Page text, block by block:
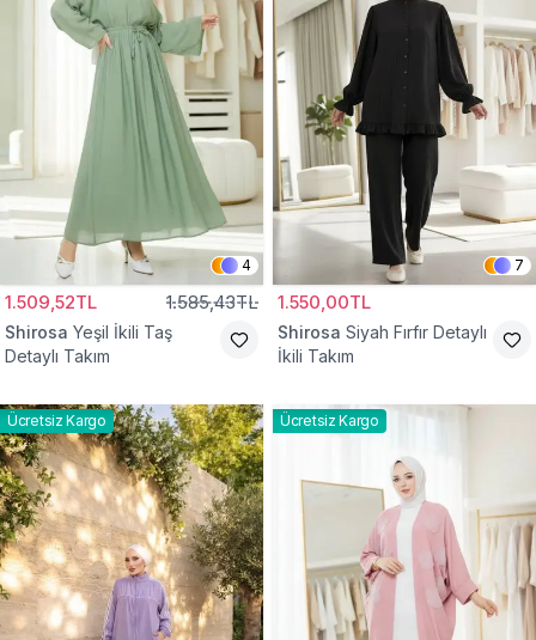
4
1.509,52TL 1.585,43TL
Shirosa Yeşil İkili Taş
Detaylı Takım
7
1.550,00TL
Shirosa Siyah Fırfır Detaylı
İkili Takım
Ücretsiz Kargo Ücretsiz Kargo